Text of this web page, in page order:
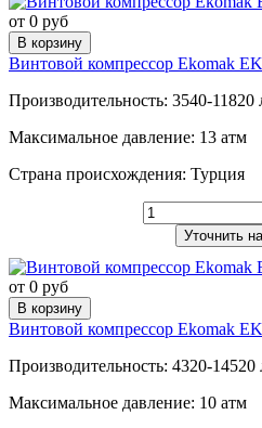
от 0 руб
В корзину
Винтовой компрессор Ekomak
Производительность: 3540-11820
Максимальное давление: 13 атм
Страна происхождения: Турция
Уточнить
от 0 руб
В корзину
Винтовой компрессор Ekomak
Производительность: 4320-
Максимальное давление: 10 атм